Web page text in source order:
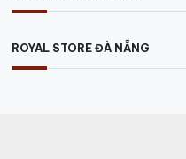
ROYAL STORE ĐÀ NẴNG